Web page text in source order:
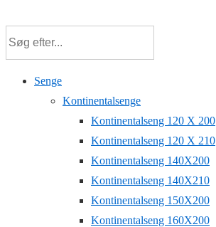
hovedindhold
Senge
Kontinentalsenge
Kontinentalseng 120 X 200
Kontinentalseng 120 X 210
Kontinentalseng 140X200
Kontinentalseng 140X210
Kontinentalseng 150X200
Kontinentalseng 160X200